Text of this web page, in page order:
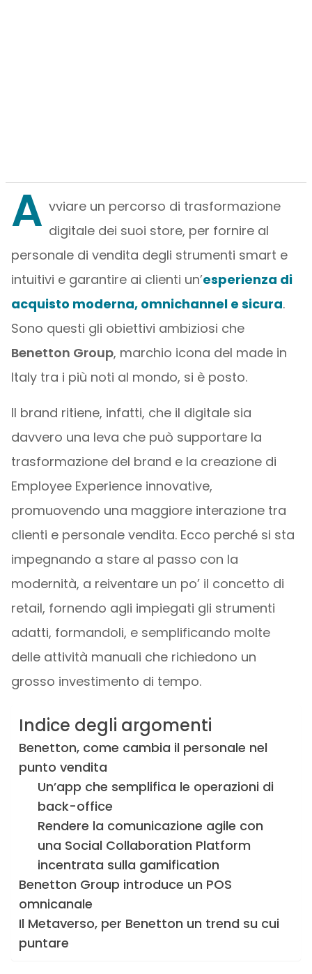
A vviare un percorso di trasformazione
digitale dei suoi store, per fornire al
personale di vendita degli strumenti smart e
intuitivi e garantire ai clienti un’esperienza di
acquisto moderna, omnichannel e sicura.
Sono questi gli obiettivi ambiziosi che
Benetton Group, marchio icona del made in
Italy tra i più noti al mondo, si è posto.
Il brand ritiene, infatti, che il digitale sia
davvero una leva che può supportare la
trasformazione del brand e la creazione di
Employee Experience innovative,
promuovendo una maggiore interazione tra
clienti e personale vendita. Ecco perché si sta
impegnando a stare al passo con la
modernità, a reiventare un po’ il concetto di
retail, fornendo agli impiegati gli strumenti
adatti, formandoli, e semplificando molte
delle attività manuali che richiedono un
grosso investimento di tempo.
Indice degli argomenti
Benetton, come cambia il personale nel
punto vendita
Un’app che semplifica le operazioni di
back-office
Rendere la comunicazione agile con
una Social Collaboration Platform
incentrata sulla gamification
Benetton Group introduce un POS
omnicanale
Il Metaverso, per Benetton un trend su cui
puntare